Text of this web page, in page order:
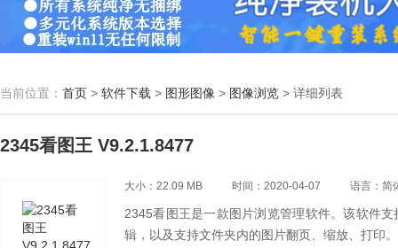
当前位置： 首页 > 软件下载 > 图形图像 > 图像浏览 > 详细列表
2345看图王 V9.2.1.8477
大小：22.09 MB 时间：2020-04-07 语言：简
2345看图王是一款图片浏览管理软件。该软件
辑，以及支持文件夹内的图片翻页、缩放、打印。